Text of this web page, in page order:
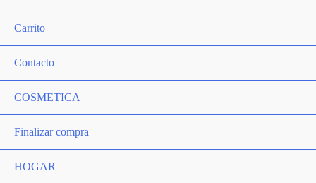
Carrito
Contacto
COSMETICA
Finalizar compra
HOGAR